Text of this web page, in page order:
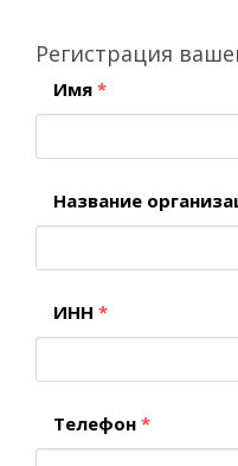
Регистрация
Имя *
Название
ИНН *
Телефон *